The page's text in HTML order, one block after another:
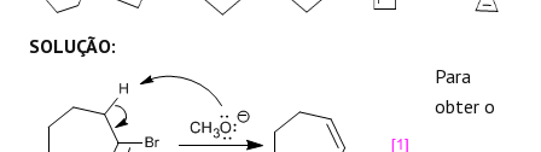
REAÇÕES
SOLUÇÃO:
Para
obter o